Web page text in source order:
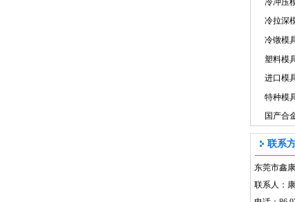
冷拉深
冷镦模
塑料模
进口模
特种模
国产合
联系
东莞市鑫
联系人：